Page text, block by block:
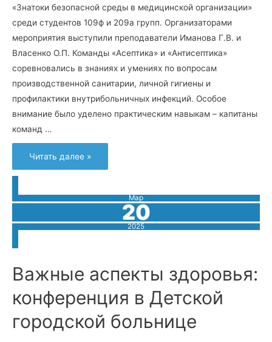
«Знатоки безопасной среды в медицинской организации»
среди студентов 109ф и 209а групп. Организаторами
мероприятия выступили преподаватели Иманова Г.В. и
Власенко О.П. Команды «Асептика» и «Антисептика»
соревновались в знаниях и умениях по вопросам
производственной санитарии, личной гигиены и
профилактики внутрибольничных инфекций. Особое
внимание было уделено практическим навыкам – капитаны
команд …
Безопасная
среда
в
знания
Читать далее »
Мар
20
2025
Важные аспекты здоровья:
конференция в Детской
городской больнице